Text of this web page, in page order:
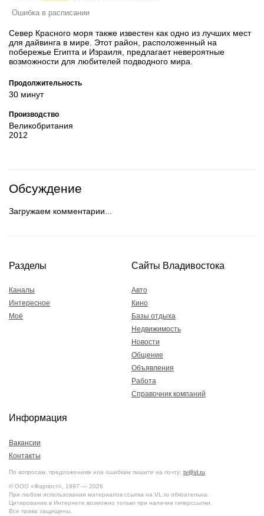
Ошибка в расписании
Север Красного моря также известен как одно из лучших мест
для дайвинга в мире. Этот район, расположенный на
побережье Египта и Израиля, предлагает невероятные
возможности для любителей подводного мира.
Продолжительность
30 минут
Производство
Великобритания
2012
Обсуждение
Загружаем комментарии...
Разделы
Каналы
Интересное
Моё
Сайты Владивостока
Авто
Кино
Базы отдыха
Недвижимость
Новости
Общение
Объявления
Работа
Справочник компаний
Информация
Вакансии
Контакты
По вопросам, предложениям или ошибкам пишите на почту: tv@vl.ru
© ООО «Фарпост», 1997 — 2026
При любом использовании материалов ссылка на VL.ru обязательна.
Цитирование в Интернете возможно только при наличии гиперссылки.
Все права защищены.